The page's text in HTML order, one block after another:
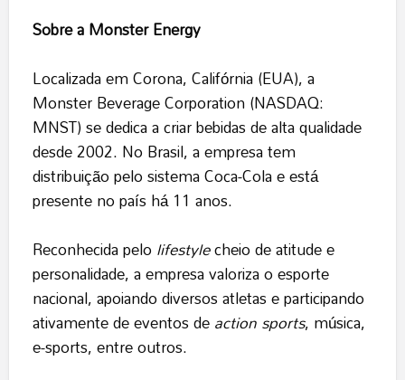
Sobre a Monster Energy
Localizada em Corona, Califórnia (EUA), a
Monster Beverage Corporation (NASDAQ:
MNST) se dedica a criar bebidas de alta qualidade
desde 2002. No Brasil, a empresa tem
distribuição pelo sistema Coca-Cola e está
presente no país há 11 anos.
Reconhecida pelo lifestylecheio de atitude e
personalidade, a empresa valoriza o esporte
nacional, apoiando diversos atletas e participando
ativamente de eventos deaction sports, música,
e-sports, entre outros.